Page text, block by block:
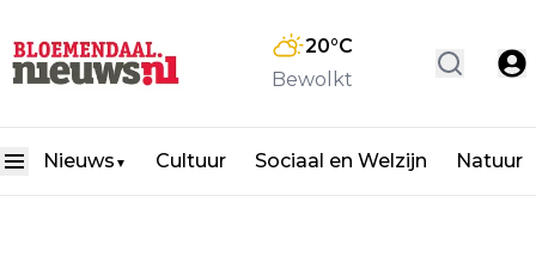
20°C
Bewolkt
Nieuws ▼ Cultuur Sociaal en Welzijn Natuur